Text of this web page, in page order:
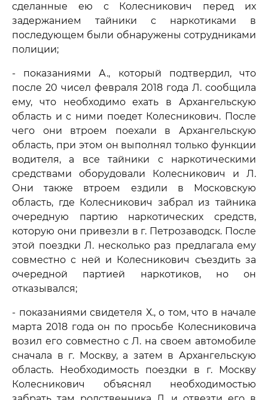
сделанные ею с Колесникович перед их
задержанием тайники с наркотиками в
последующем были обнаружены сотрудниками
полиции;
- показаниями А., который подтвердил, что
после 20 чисел февраля 2018 года Л. сообщила
ему, что необходимо ехать в Архангельскую
область и с ними поедет Колесникович. После
чего они втроем поехали в Архангельскую
область, при этом он выполнял только функции
водителя, а все тайники с наркотическими
средствами оборудовали Колесникович и Л.
Они также втроем ездили в Московскую
область, где Колесникович забрал из тайника
очередную партию наркотических средств,
которую они привезли в г. Петрозаводск. После
этой поездки Л. несколько раз предлагала ему
совместно с ней и Колесникович съездить за
очередной партией наркотиков, но он
отказывался;
- показаниями свидетеля Х., о том, что в начале
марта 2018 года он по просьбе Колесниковича
возил его совместно с Л. на своем автомобиле
сначала в г. Москву, а затем в Архангельскую
область. Необходимость поездки в г. Москву
Колесникович объяснял необходимостью